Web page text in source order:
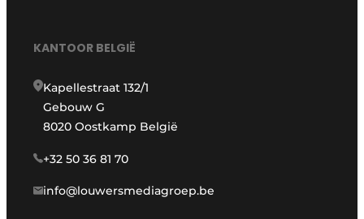
KANTOOR BELGIË
Kapellestraat 132/1
Gebouw G
8020 Oostkamp België
+32 50 36 81 70
info@louwersmediagroep.be